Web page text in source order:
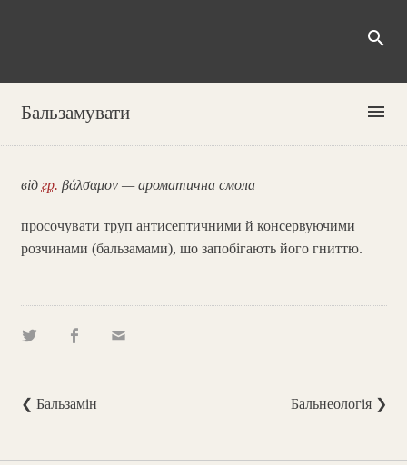
search
Бальзамувати menu
від гр. βάλσαμον — ароматична смола
просочувати труп антисептичними й консервуючими
розчинами (бальзамами), шо запобігають його гниттю.
❮ Бальзамін Бальнеологія ❯